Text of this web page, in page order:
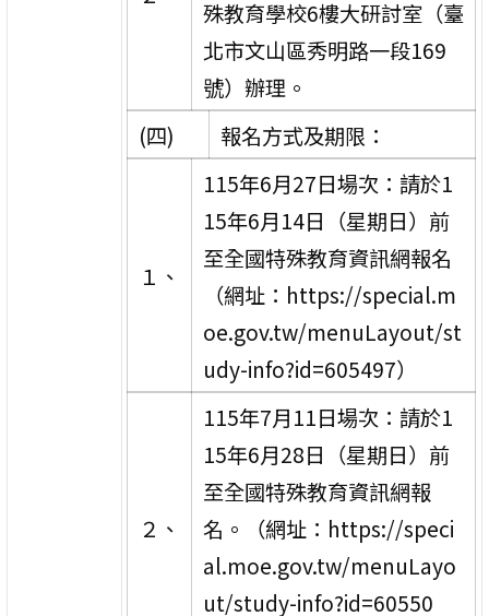
殊教育學校6樓大研討室（臺
北市文山區秀明路一段169
號）辦理。
(四)
報名方式及期限：
１、
115年6月27日場次：請於1
15年6月14日（星期日）前
至全國特殊教育資訊網報名
（網址：https://special.m
oe.gov.tw/menuLayout/st
udy-info?id=605497）
２、
115年7月11日場次：請於1
15年6月28日（星期日）前
至全國特殊教育資訊網報
名。（網址：https://speci
al.moe.gov.tw/menuLayo
ut/study-info?id=60550